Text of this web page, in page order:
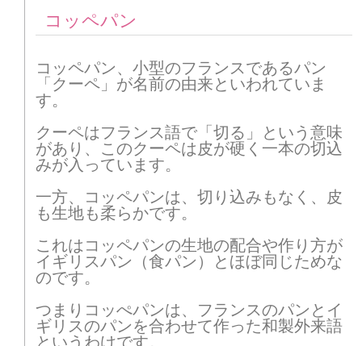
コッペパン
コッペパン、小型のフランスであるパン
「クーペ」が名前の由来といわれていま
す。
クーペはフランス語で「切る」という意味
があり、このクーペは皮が硬く一本の切込
みが入っています。
一方、コッペパンは、切り込みもなく、皮
も生地も柔らかです。
これはコッペパンの生地の配合や作り方が
イギリスパン（食パン）とほぼ同じためな
のです。
つまりコッぺパンは、フランスのパンとイ
ギリスのパンを合わせて作った和製外来語
というわけです。